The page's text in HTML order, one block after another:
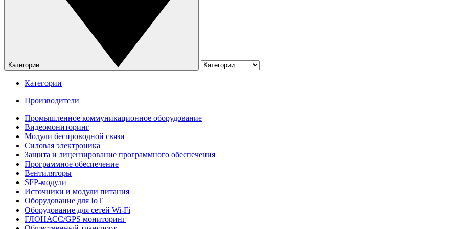
Категории
Категории
Производители
Промышленное коммуникационное оборудование
Видеомониторинг
Модули беспроводной связи
Силовая электроника
Защита и лицензирование программного обеспечения
Программное обеспечение
Вентиляторы
SFP-модули
Источники и модули питания
Оборудование для IoT
Оборудование для сетей Wi-Fi
ГЛОНАСС/GPS мониторинг